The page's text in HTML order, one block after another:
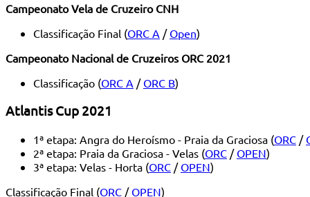
Campeonato Vela de Cruzeiro CNH
Classificação Final (ORC A / Open)
Campeonato Nacional de Cruzeiros ORC 2021
Classificação (ORC A / ORC B)
Atlantis Cup 2021
1ª etapa: Angra do Heroísmo - Praia da Graciosa (ORC /
2ª etapa: Praia da Graciosa - Velas (ORC / OPEN)
3ª etapa: Velas - Horta (ORC / OPEN)
Classificação Final (ORC / OPEN)